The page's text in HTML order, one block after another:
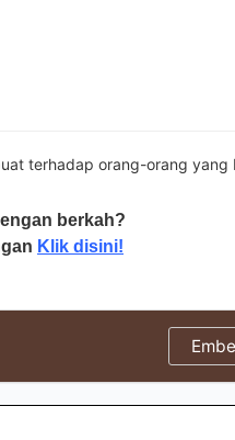
terhadap orang-orang yang
berkah?
Klik disini!